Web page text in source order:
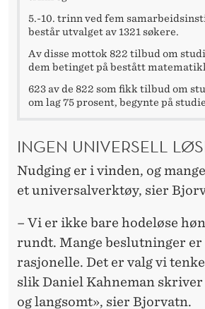
5.-10. trinn ved fem
består utvalget av 1321 søkere.
Av disse mottok 822 tilbud om
dem betinget på bestått
623 av de 822 som fikk tilbud om
om lag 75 prosent, begynte på
INGEN UNIVERSELL
Nudging er i vinden, og
et universalverktøy, sier
– Vi er ikke bare hodeløse
rundt. Mange beslutninger er
rasjonelle. Det er valg vi
slik Daniel Kahneman
og langsomt», sier Bjorvatn.